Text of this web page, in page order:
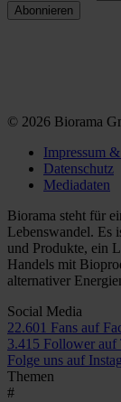
© 2026 Biorama
Impressum
Datenschutz
Mediadaten
Biorama steht für
Lebenswandel. Es
und Produkte, ein
Handels mit
alternativer
Social Media
22.601 Fans auf
3.415 Follower auf
Folge uns auf
Themen
#